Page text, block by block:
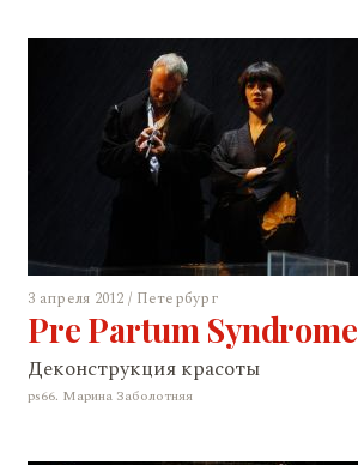
3 апреля 2012 / Петербург
Pre Partum Syndrome
Деконструкция красоты
ps66. Марина Заболотняя